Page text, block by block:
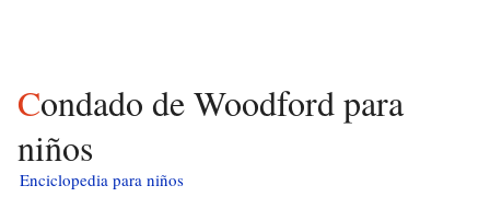
Condado de Woodford para
niños
Enciclopedia para niños